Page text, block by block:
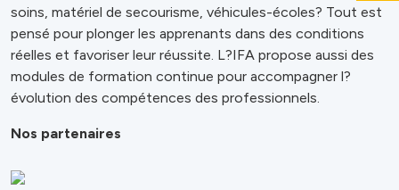
soins, matériel de secourisme, véhicules-écoles? Tout est
pensé pour plonger les apprenants dans des conditions
réelles et favoriser leur réussite. L?IFA propose aussi des
modules de formation continue pour accompagner l?
évolution des compétences des professionnels.
Nos partenaires